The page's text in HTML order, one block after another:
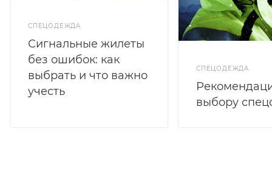
СПЕЦОДЕЖДА
Сигнальные жилеты
без ошибок: как
выбрать и что важно
учесть
СПЕЦОДЕЖДА
выбору